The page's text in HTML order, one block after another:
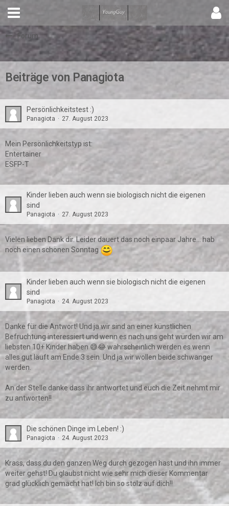
Forum
Beiträge von Panagiota
Persönlichkeitstest :)
Panagiota 27. August 2023
Mein Persönlichkeitstyp ist:
Entertainer
ESFP-T
Kinder lieben auch wenn sie biologisch nicht die eigenen
sind
Panagiota 27. August 2023
Vielen lieben Dank dir. Leider dauert das noch einpaar Jahre... hab
noch einen schönen Sonntag
Kinder lieben auch wenn sie biologisch nicht die eigenen
sind
Panagiota 24. August 2023
Danke für die Antwort! Und ja wir sind an einer künstlichen
Befruchtung interessiert und wenn es nach uns geht würden wir am
liebsten 10+ Kinder haben 😅😂 wahrscheinlich werden es wenn
alles gut läuft am Ende 3 sein. Und ja wir wollen beide schwanger
werden.
An der Stelle danke dass ihr antwortet und euch die Zeit nehmt mir
zu antworten!!
Die schönen Dinge im Leben! :)
Panagiota 24. August 2023
Krass, dass du den ganzen Weg durch gezogen hast und ihn immer
weiter gehst! Du glaubst nicht wie sehr mich dieser Kommentar
grad glücklich gemacht hat! Ich bin so stolz auf dich!!